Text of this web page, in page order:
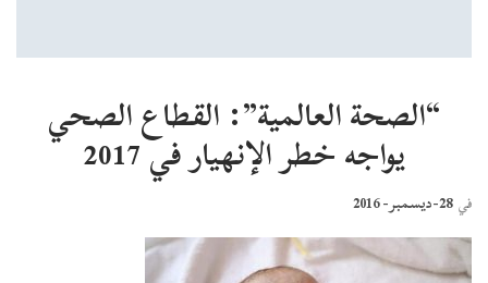
“الصحة العالمية”: القطاع الصحي
يواجه خطر الإنهيار في 2017
في 28-ديسمبر- 2016